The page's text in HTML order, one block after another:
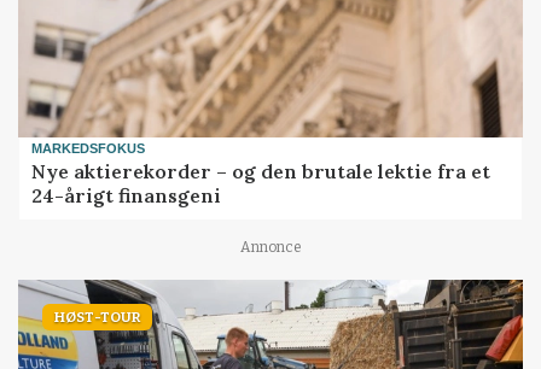
MARKEDSFOKUS
Nye aktierekorder – og den brutale lektie fra et
24-årigt finansgeni
Annonce
HØST-TOUR